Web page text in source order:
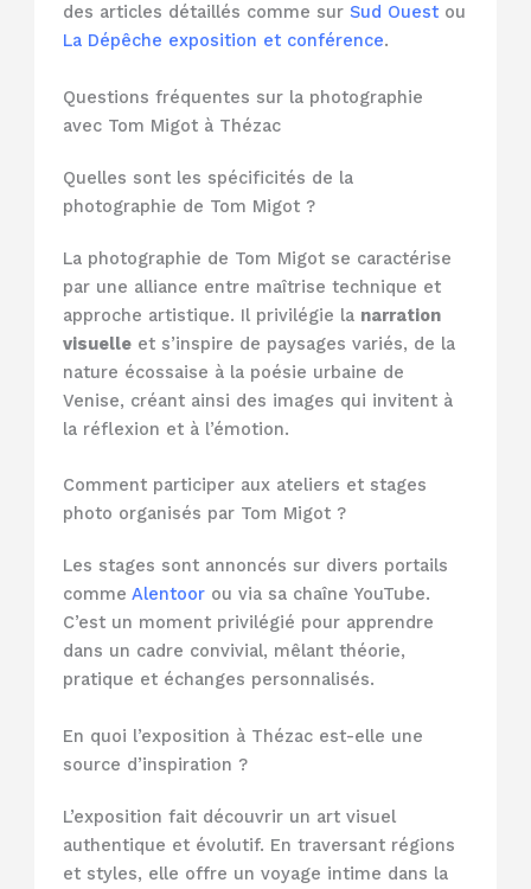
des articles détaillés comme sur Sud Ouest ou
La Dépêche exposition et conférence.
Questions fréquentes sur la photographie
avec Tom Migot à Thézac
Quelles sont les spécificités de la
photographie de Tom Migot ?
La photographie de Tom Migot se caractérise
par une alliance entre maîtrise technique et
approche artistique. Il privilégie la narration
visuelle et s’inspire de paysages variés, de la
nature écossaise à la poésie urbaine de
Venise, créant ainsi des images qui invitent à
la réflexion et à l’émotion.
Comment participer aux ateliers et stages
photo organisés par Tom Migot ?
Les stages sont annoncés sur divers portails
commeAlentoor ou via sa chaîne YouTube.
C’est un moment privilégié pour apprendre
dans un cadre convivial, mêlant théorie,
pratique et échanges personnalisés.
En quoi l’exposition à Thézac est-elle une
source d’inspiration ?
L’exposition fait découvrir un art visuel
authentique et évolutif. En traversant régions
et styles, elle offre un voyage intime dans la